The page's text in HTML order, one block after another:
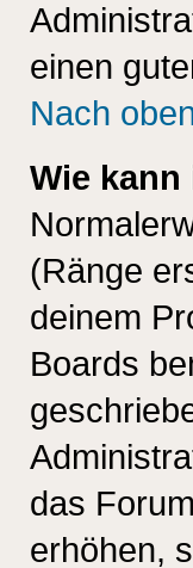
einen
Nach
Wie
(Ränge
deinem
Boards
das
erhöhen,